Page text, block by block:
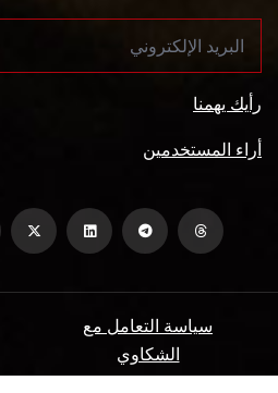
رأيك يهمنا
أراء المستخدمين
سياسة التعامل مع
الشكاوي